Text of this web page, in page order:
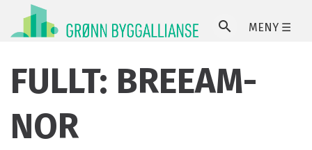
MENY ☰
FULLT: BREEAM-
NOR